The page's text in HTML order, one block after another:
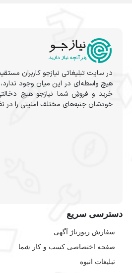
در سایت تبلیغاتی نیازجو کاربران
هیچ واسطه‌ای در این میان وجود
خرید و فروشِ شما نیازجو هیچ
خودشان جنبه‌های مختلف امنیتی را در
دسترسی سریع
سفارش رپورتاژ آگهی
صفحه اختصاصی کسب و کار شما
تبلیغات انبوه